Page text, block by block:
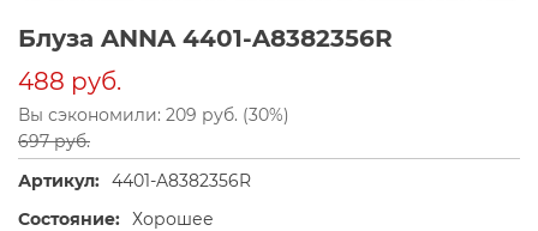
Блуза ANNA 4401-A8382356R
488 руб.
Вы сэкономили: 209 руб. (30%)
697 руб.
Артикул: 4401-A8382356R
Состояние: Хорошее